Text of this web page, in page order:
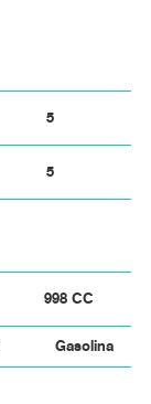
5
5
998 CC
Gasolina